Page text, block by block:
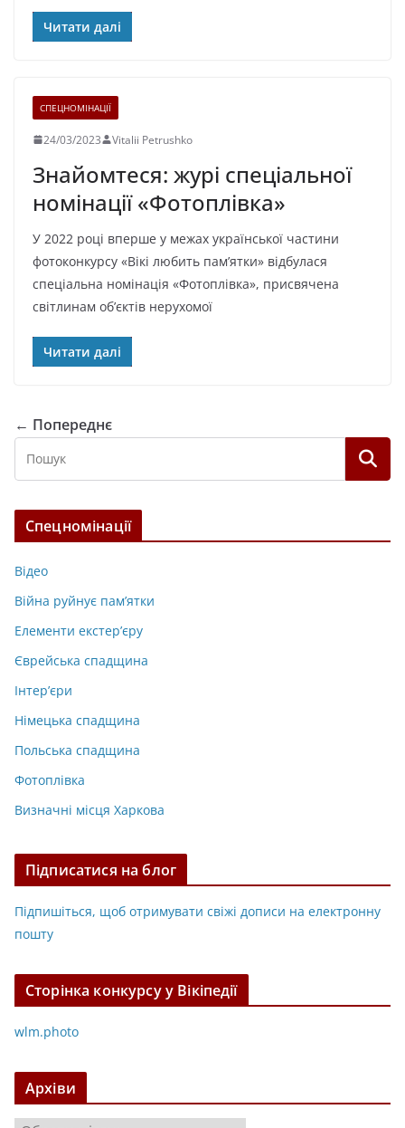
Читати далі
СПЕЦНОМІНАЦІЇ
24/03/2023 Vitalii Petrushko
Знайомтеся: журі спеціальної
номінації «Фотоплівка»
У 2022 році вперше у межах української частини
фотоконкурсу «Вікі любить пам’ятки» відбулася
спеціальна номінація «Фотоплівка», присвячена
світлинам об’єктів нерухомої
Читати далі
← Попереднє
Спецномінації
Відео
Війна руйнує пам’ятки
Елементи екстер’єру
Єврейська спадщина
Інтер’єри
Німецька спадщина
Польська спадщина
Фотоплівка
Визначні місця Харкова
Підписатися на блог
Підпишіться, щоб отримувати свіжі дописи на електронну
пошту
Сторінка конкурсу у Вікіпедії
wlm.photo
Архіви